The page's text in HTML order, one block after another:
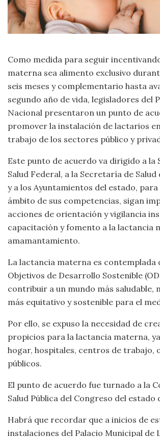
Como medida para seguir
materna sea alimento exclusivo
seis meses y complementario hasta
segundo año de vida, legisladores del
Nacional presentaron un punto de
promover la instalación de lactarios
trabajo de los sectores público y
Este punto de acuerdo va dirigido a la
Salud Federal, a la Secretaría de Salud
y a los Ayuntamientos del estado, para
ámbito de sus competencias, sigan
acciones de orientación y vigilancia
capacitación y fomento a la lactancia
amamantamiento.
La lactancia materna es contemplada
Objetivos de Desarrollo Sostenible
contribuir a un mundo más saludable,
más equitativo y sostenible para el
Por ello, se expuso la necesidad de
propicios para la lactancia materna,
hogar, hospitales, centros de trabajo,
públicos.
El punto de acuerdo fue turnado a la
Salud Pública del Congreso del estado
Habrá que recordar que a inicios de
instalaciones del Palacio Municipal de